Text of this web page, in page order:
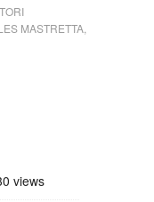
MASTRETTA,
views